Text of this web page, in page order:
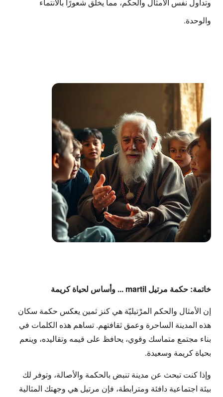
والوحدة.
خاتمة: حكمة مرتيل martil ... وأساس لحياة كريمة
إن الأمثال والحكم المرْتيليّة هي كنز ثمين يعكس حكمة سكان
هذه المدينة الساحرة وعمق ثقافتهم. تساهم هذه الكلمات في
بناء مجتمع متماسك وقوي، يحافظ على قيمه وتقاليده، وينعم
بحياة كريمة وسعيدة.
وإذا كنت تبحث عن مدينة تنبض بالحكمة والأصالة، وتوفر لك
بيئة اجتماعية دافئة ومترابطة، فإن مرتيل هي وجهتك المثالية